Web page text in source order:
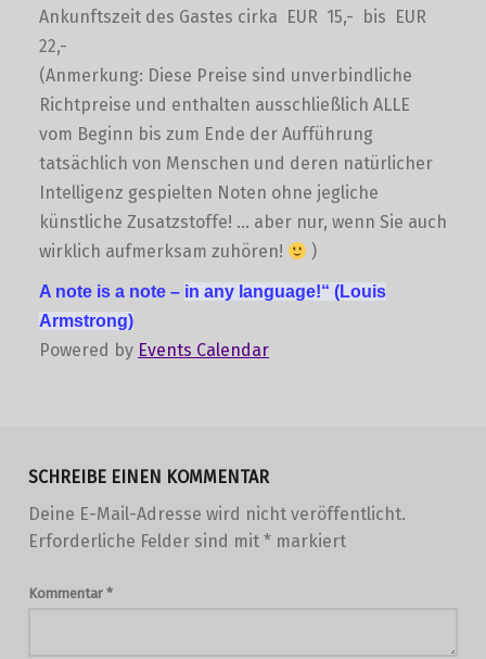
Ankunftszeit des Gastes cirka EUR 15,- bis EUR
22,-
(Anmerkung: Diese Preise sind unverbindliche
Richtpreise und enthalten ausschließlich ALLE
vom Beginn bis zum Ende der Aufführung
tatsächlich von Menschen und deren natürlicher
Intelligenz gespielten Noten ohne jegliche
künstliche Zusatzstoffe! … aber nur, wenn Sie auch
wirklich aufmerksam zuhören!
)
A note is a note – in any language!“ (Louis
Armstrong)
Powered by Events Calendar
SCHREIBE EINEN KOMMENTAR
Deine E-Mail-Adresse wird nicht veröffentlicht.
Erforderliche Felder sind mit *markiert
Kommentar *